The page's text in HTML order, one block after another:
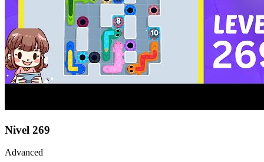
Nivel 269
Advanced